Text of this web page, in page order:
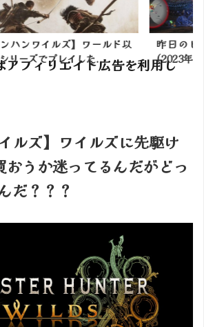
ハンワイルズ】ワールド以
リーズでプレイした...
昨日のビ
(2023年4
アフィリエイト広告を利用し
ルズ】ワイルズに先駆け
おうか迷ってるんだがどっ
だ？？？